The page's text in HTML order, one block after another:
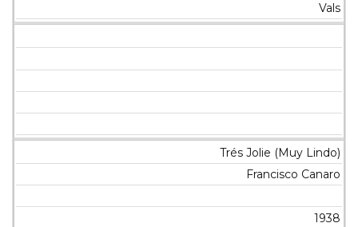
Vals
Trés Jolie (Muy Lindo)
Francisco Canaro
1938